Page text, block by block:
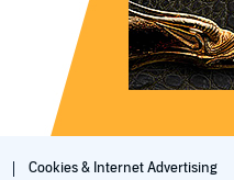
Cookies & Internet Advertising